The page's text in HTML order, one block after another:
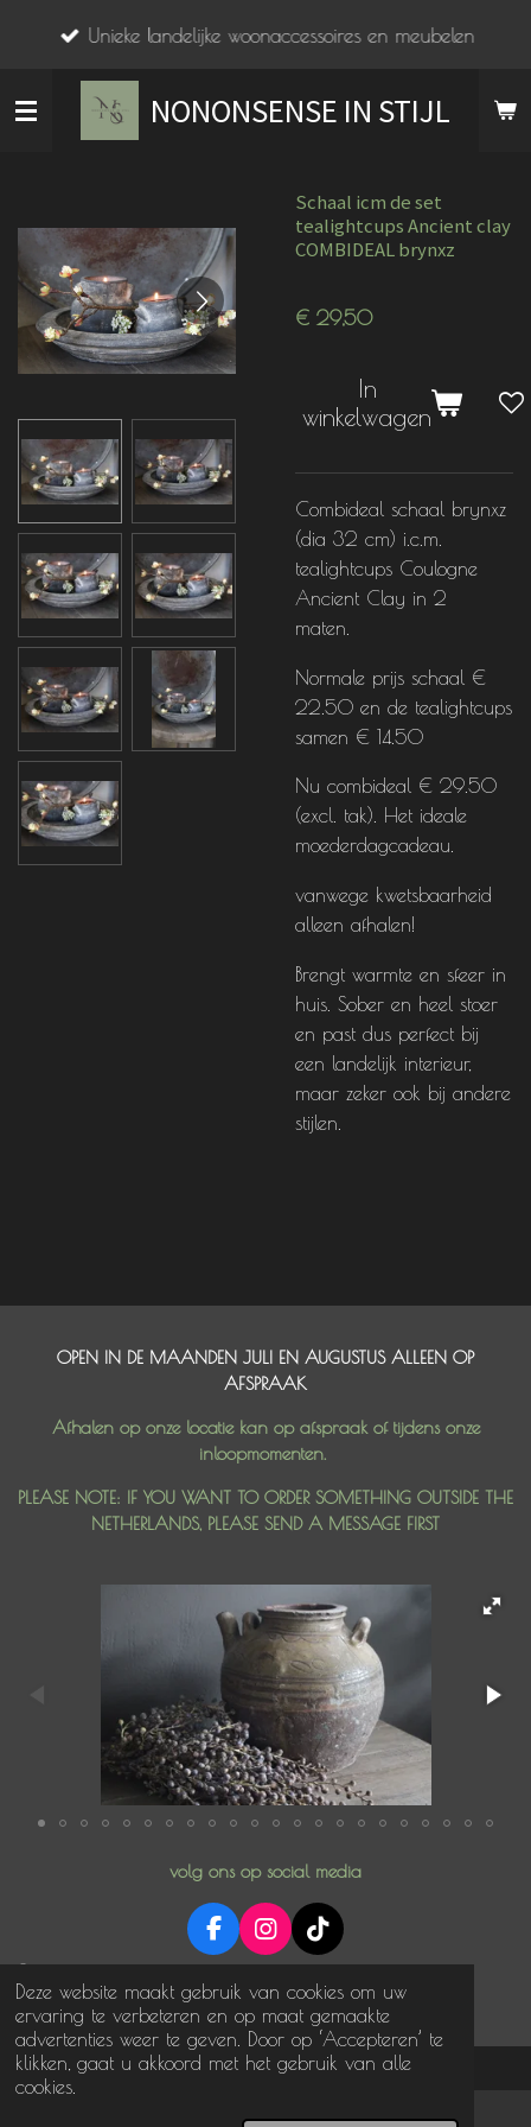
Deze website maakt gebruik van cookies om uw
ervaring te verbeteren en op maat gemaakte
advertenties weer te geven. Door op ‘Accepteren’ te
klikken, gaat u akkoord met het gebruik van alle
cookies.
de
hoofdinhoud
NONONSENSE IN STIJL
Unieke landelijke woonaccessoires en meubelen
Schaal icm de set
tealightcups Ancient clay
COMBIDEAL brynxz
€ 29,50
In
winkelwagen
Combideal schaal brynxz
(dia 32 cm) i.c.m.
tealightcups Coulogne
Ancient Clay in 2
maten.
Normale prijs schaal €
22.50 en de tealightcups
samen € 14.50
Nu combideal € 29.50
(excl. tak). Het ideale
moederdagcadeau.
vanwege kwetsbaarheid
alleen afhalen!
Brengt warmte en sfeer in
huis. Sober en heel stoer
en past dus perfect bij
een landelijk interieur,
maar zeker ook bij andere
stijlen.
OPEN IN DE MAANDEN JULI EN AUGUSTUS ALLEEN OP
AFSPRAAK
Afhalen op onze locatie kan op afspraak of tijdens onze
inloopmomenten.
PLEASE NOTE: IF YOU WANT TO ORDER SOMETHING OUTSIDE THE
NETHERLANDS, PLEASE SEND A MESSAGE FIRST
volg ons op social media
F
a
c
e
b
o
I
n
s
t
a
g
T
i
k
T
o
k
© 2025 NoNonsense in stijl
Powered byJouwWeb